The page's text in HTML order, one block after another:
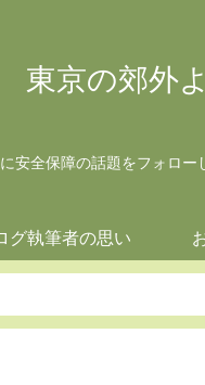
東京の郊外
安全保障の話題をフォロ
グ執筆者の思い